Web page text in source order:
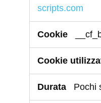
scripts.com
Pochi